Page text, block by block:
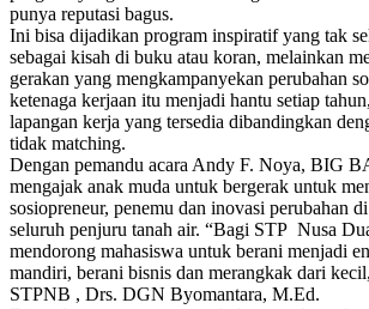
punya reputasi bagus.
Ini bisa dijadikan program inspiratif yang tak
sebagai kisah di buku atau koran, melainkan
gerakan yang mengkampanyekan perubahan
ketenaga kerjaan itu menjadi hantu setiap
lapangan kerja yang tersedia dibandingkan
tidak matching.
Dengan pemandu acara Andy F. Noya, BIG
mengajak anak muda untuk bergerak untuk
sosiopreneur, penemu dan inovasi perubahan
seluruh penjuru tanah air. “Bagi STP Nusa
mendorong mahasiswa untuk berani menjadi
mandiri, berani bisnis dan merangkak dari
STPNB , Drs. DGN Byomantara, M.Ed.